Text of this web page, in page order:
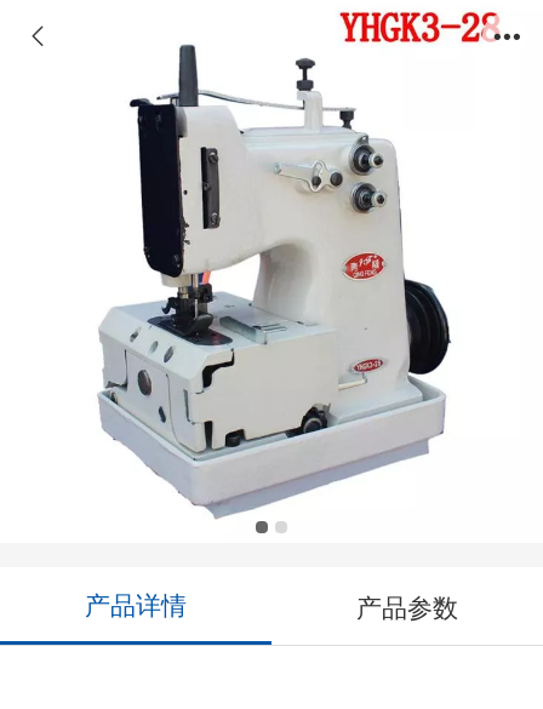
YHGK3-28台式缝包机
产品详情 产品参数